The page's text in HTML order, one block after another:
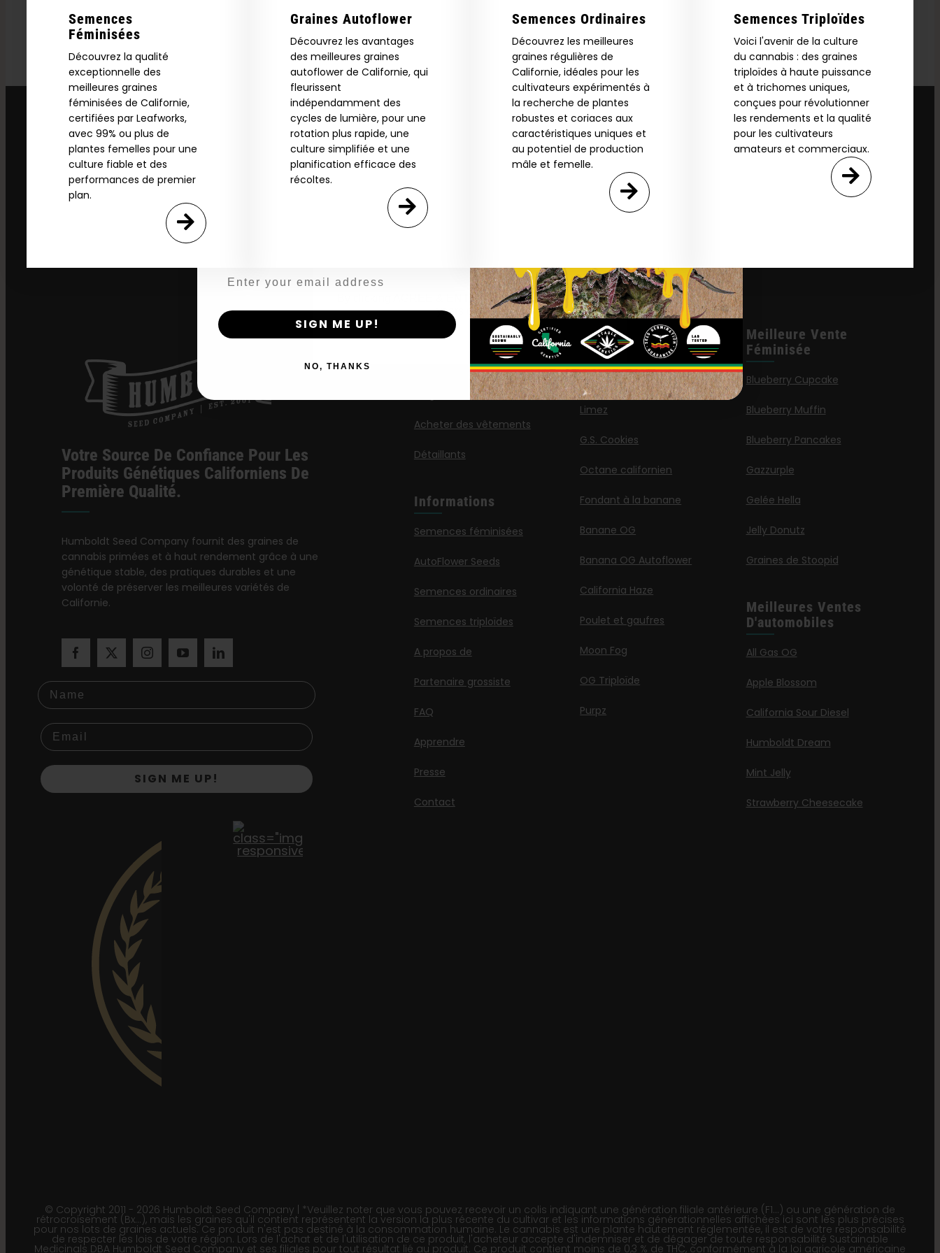
Semences
Féminisées
Découvrez la qualité
exceptionnelle des
meilleures graines
féminisées de Californie,
certifiées par Leafworks,
avec 99% ou plus de
plantes femelles pour une
culture fiable et des
performances de premier
plan.
Graines Autoflower
Découvrez les avantages
des meilleures graines
autoflower de Californie, qui
fleurissent
indépendamment des
cycles de lumière, pour une
rotation plus rapide, une
culture simplifiée et une
planification efficace des
récoltes.
Semences Ordinaires
Découvrez les meilleures
graines régulières de
Californie, idéales pour les
cultivateurs expérimentés à
la recherche de plantes
robustes et coriaces aux
caractéristiques uniques et
au potentiel de production
mâle et femelle.
Semences Triploïdes
Voici l'avenir de la culture
du cannabis : des graines
triploïdes à haute puissance
et à trichomes uniques,
conçues pour révolutionner
les rendements et la qualité
pour les cultivateurs
amateurs et commerciaux.
Votre Source De Confiance Pour Les
Produits Génétiques Californiens De
Première Qualité.
Humboldt Seed Company fournit des graines de
cannabis primées et à haut rendement grâce à une
génétique stable, des pratiques durables et une
volonté de préserver les meilleures variétés de
Californie.
Name
SIGN ME UP!
Boutique
Acheter des vêtements
Détaillants
Informations
Semences féminisées
AutoFlower Seeds
Semences ordinaires
Semences triploïdes
A propos de
Partenaire grossiste
FAQ
Apprendre
Presse
Contact
Nouvelles
Publications
Reine des Caraïbes
Limez
G.S. Cookies
Octane californien
Fondant à la banane
Banane OG
Banana OG Autoflower
California Haze
Poulet et gaufres
Moon Fog
OG Triploïde
Purpz
Meilleure Vente
Féminisée
Blueberry Cupcake
Blueberry Muffin
Blueberry Pancakes
Gazzurple
Gelée Hella
Jelly Donutz
Graines de Stoopid
Meilleures Ventes
D'automobiles
All Gas OG
Apple Blossom
California Sour Diesel
Humboldt Dream
Mint Jelly
Strawberry Cheesecake
© Copyright 2011 - 2026 Humboldt Seed Company | *Veuillez noter que vous pouvez recevoir un colis indiquant une génération filiale antérieure (F1…) ou une génération de
rétrocroisement (Bx…), mais les graines qu'il contient représentent la version la plus récente du cultivar et les informations générationnelles affichées ici sont les plus précises
pour nos lots de graines actuels. Ce produit n'est pas destiné à la consommation humaine. Le cannabis est une plante hautement réglementée, il est de votre responsabilité
de respecter les lois de votre région. Lors de l'achat et de l'utilisation de ce produit, l'acheteur accepte d'indemniser et de dégager de toute responsabilité Sustainable
Medicinals DBA Humboldt Seed Company et ses filiales pour tout résultat lié au produit. Ce produit contient moins de 0,3 % de THC, conformément à la loi agricole américaine
Are You Aged 18 Or Over?
The content and products of our website is reserved for
those of legal age.
Please see Terms & Conditions.
I accept cookie settings and privacy policy
By clicking AGREE & ENTER, you confirm you are 18
years or older
Explore Our Full
2026 Catalog.
Download our 2026 seed catalog. Plus, get 10% off
your first order and be the first to know about new
product drops, exclusive offers, and more.
*Our Site is For Users 21+ by Entering You Are Confirming You're 21+
SIGN ME UP!
NO, THANKS